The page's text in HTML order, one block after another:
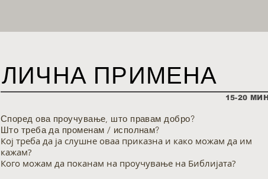
ЛИЧНА ПРИМЕНА
15-20
Според ова проучување, што правам добро?
Што треба да променам / исполнам?
Кој треба да ја слушне оваа приказна и како можам да им
кажам?
Кого можам да поканам на проучување на Библијата?